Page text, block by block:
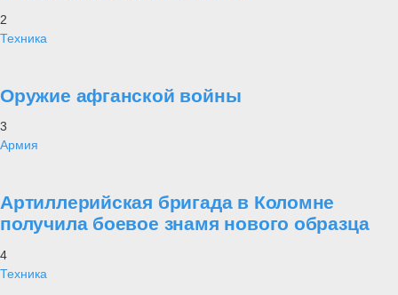
2
Техника
Оружие афганской войны
3
Армия
Артиллерийская бригада в Коломне
получила боевое знамя нового образца
4
Техника